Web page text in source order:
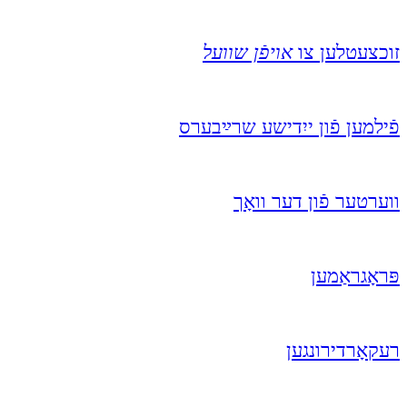
זוכצעטלען צואויפֿן שוועל
פֿילמען פֿון ייִדישע שרײַבערס
ווערטער פֿון דער וואָך
פּראָגראַמען
רעקאָרדירונגען